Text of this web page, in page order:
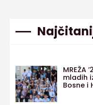
MREŽA
mladih
Bosne i